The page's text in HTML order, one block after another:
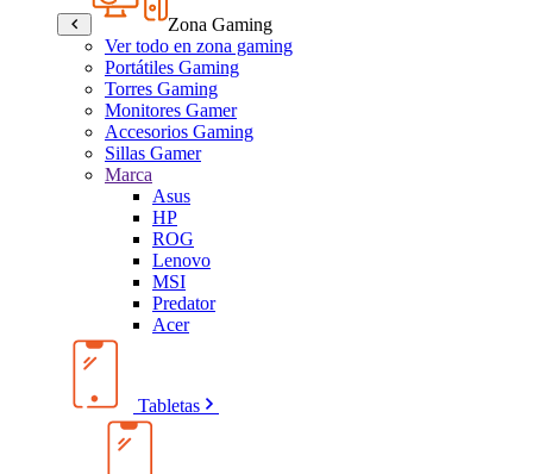
Zona Gaming
Ver todo en zona gaming
Portátiles Gaming
Torres Gaming
Monitores Gamer
Accesorios Gaming
Sillas Gamer
Marca
Asus
HP
ROG
Lenovo
MSI
Predator
Acer
Tabletas